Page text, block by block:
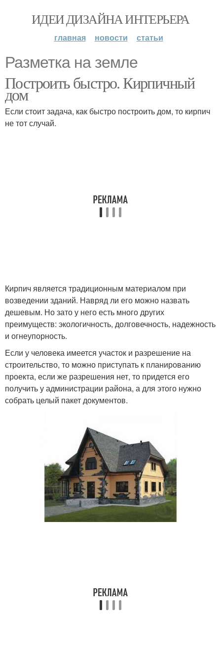
ИДЕИ ДИЗАЙНА ИНТЕРЬЕРА
главная новости статьи
Разметка на земле
Построить быстро. Кирпичный
дом
Если стоит задача, как быстро построить дом, то кирпич
не тот случай.
Кирпич является традиционным материалом при
возведении зданий. Навряд ли его можно назвать
дешевым. Но зато у него есть много других
преимуществ: экологичность, долговечность, надежность
и огнеупорность.
Если у человека имеется участок и разрешение на
строительство, то можно приступать к планированию
проекта, если же разрешения нет, то придется его
получить у администрации района, а для этого нужно
собрать целый пакет документов.